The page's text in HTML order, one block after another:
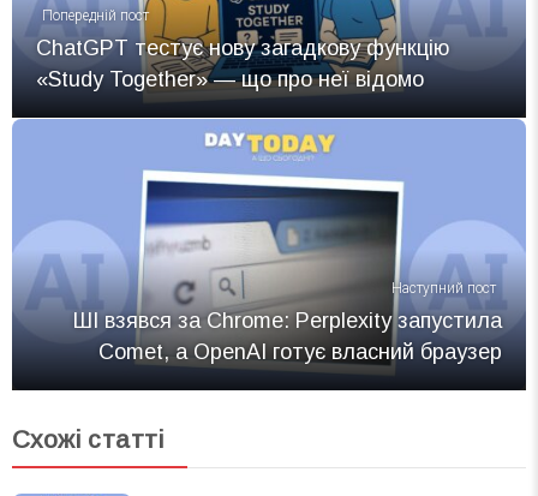
Попередній пост
ChatGPT тестує нову загадкову функцію
«Study Together» — що про неї відомо
Наступний пост
ШІ взявся за Chrome: Perplexity запустила
Comet, а OpenAI готує власний браузер
Схожі статті